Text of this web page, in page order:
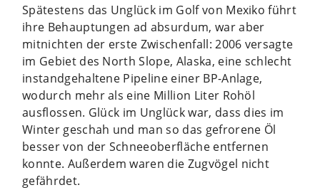
Spätestens das Unglück im Golf von Mexiko führt
ihre Behauptungen ad absurdum, war aber
mitnichten der erste Zwischenfall: 2006 versagte
im Gebiet des North Slope, Alaska, eine schlecht
instandgehaltene Pipeline einer BP-Anlage,
wodurch mehr als eine Million Liter Rohöl
ausflossen. Glück im Unglück war, dass dies im
Winter geschah und man so das gefrorene Öl
besser von der Schneeoberfläche entfernen
konnte. Außerdem waren die Zugvögel nicht
gefährdet.